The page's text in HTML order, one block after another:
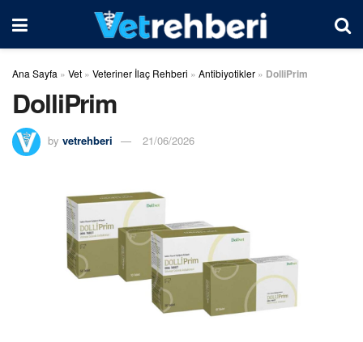
Ana Sayfa » Vet » Veteriner İlaç Rehberi » Antibiyotikler » DolliPrim
DolliPrim
by vetrehberi 21/06/2026